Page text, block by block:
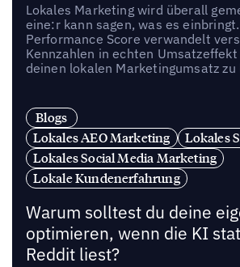
Lokales Marketing wird überall
eine:r kann sagen, was es
Performance Score verwandelt
Kennzahlen in echten
deinen lokalen Marketingumsatz
Blogs
Lokales AEO Marketing
Lokales
Lokales Social Media Marketing
Lokale Kundenerfahrung
Warum solltest du deine
optimieren, wenn die KI
Reddit liest?